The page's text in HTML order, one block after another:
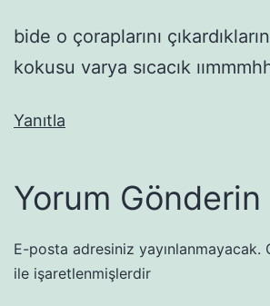
bide o çoraplarını
kokusu varya sıcacık
Yanıtla
Yorum Gönderin
E-posta adresiniz yayınlanmayacak.
ile işaretlenmişlerdir